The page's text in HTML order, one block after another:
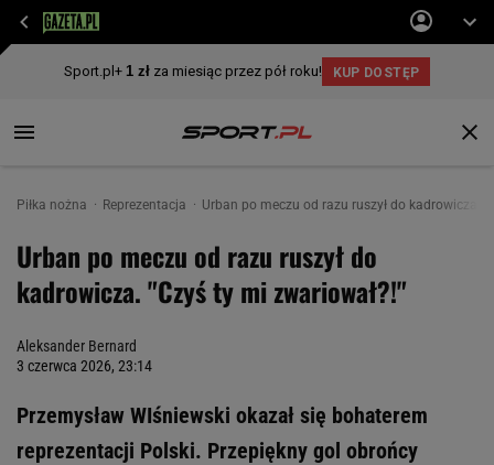
Piłka nożna Reprezentacja Urban po meczu od razu ruszył do kadrowicza.
Urban po meczu od razu ruszył do
kadrowicza. "Czyś ty mi zwariował?!"
Aleksander Bernard
3 czerwca 2026, 23:14
Przemysław WIśniewski okazał się bohaterem
reprezentacji Polski. Przepiękny gol obrońcy